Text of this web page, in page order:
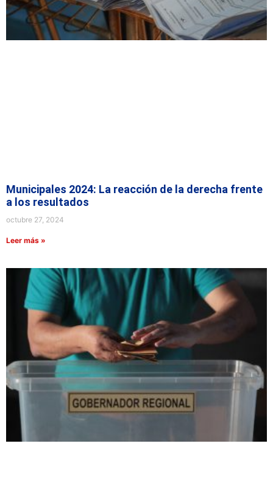
Municipales 2024: La reacción de la derecha frente
a los resultados
octubre 27, 2024
Leer más »